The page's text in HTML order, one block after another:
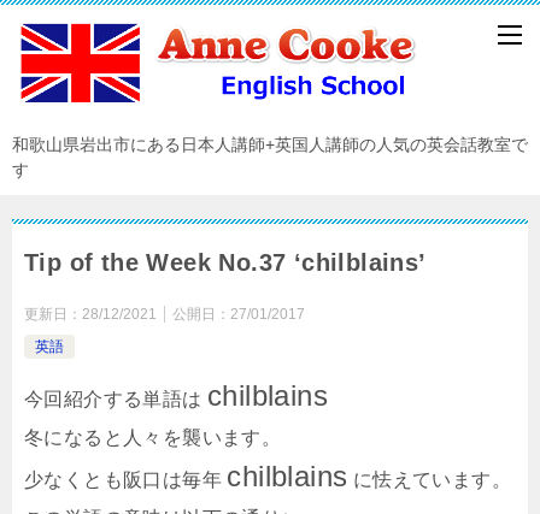
和歌山県岩出市にある日本人講師+英国人講師の人気の英会話教室で
す
Tip of the Week No.37 ‘chilblains’
更新日： 28/12/2021 公開日： 27/01/2017
英語
今回紹介する単語は chilblains
冬になると人々を襲います。
少なくとも阪口は毎年 chilblains に怯えています。